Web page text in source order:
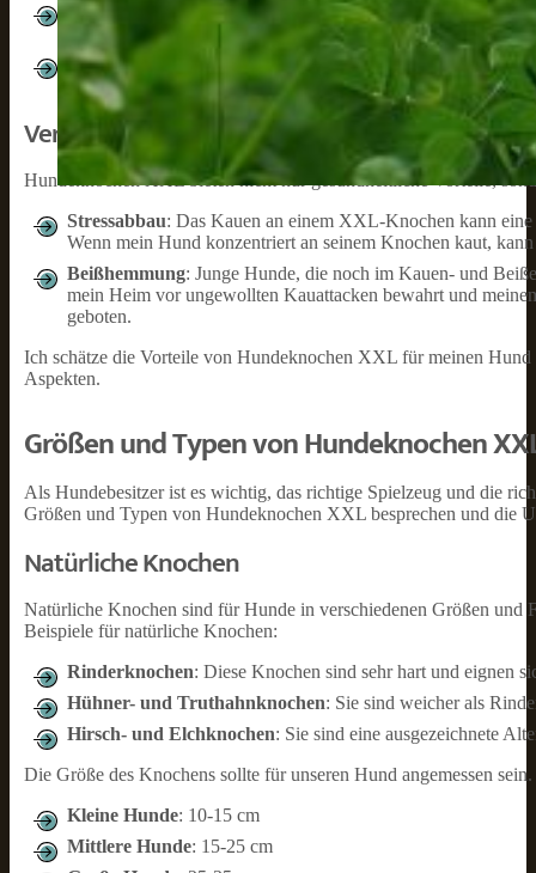
Zahngesundheit
: XXL-Knochen sind in der Lage,
verringert. Somit tragen sie zur Stärkung der Zähne und
Verdauungsgesundheit
: Knochen regen meinen Hund
Kauen die Produktion von Verdauungsenzymen, die für
Verhaltensvorteile
Hundeknochen XXL bieten nicht nur gesundheitliche Vorteile,
Stressabbau: Das Kauen an einem XXL-Knochen kann
Wenn mein Hund konzentriert an seinem Knochen kaut,
Beißhemmung: Junge Hunde, die noch im Kauen- und
mein Heim vor ungewollten Kauattacken bewahrt und
geboten.
Ich schätze die Vorteile von Hundeknochen XXL für meinen
Aspekten.
Größen und Typen von Hundeknochen
Als Hundebesitzer ist es wichtig, das richtige Spielzeug und die
Größen und Typen von Hundeknochen XXL besprechen und die
Natürliche Knochen
Natürliche Knochen sind für Hunde in verschiedenen Größen
Beispiele für natürliche Knochen:
Rinderknochen: Diese Knochen sind sehr hart und eignen
Hühner- und Truthahnknochen: Sie sind weicher als
Hirsch- und Elchknochen: Sie sind eine ausgezeichnete
Die Größe des Knochens sollte für unseren Hund angemessen
Kleine Hunde: 10-15 cm
Mittlere Hunde: 15-25 cm